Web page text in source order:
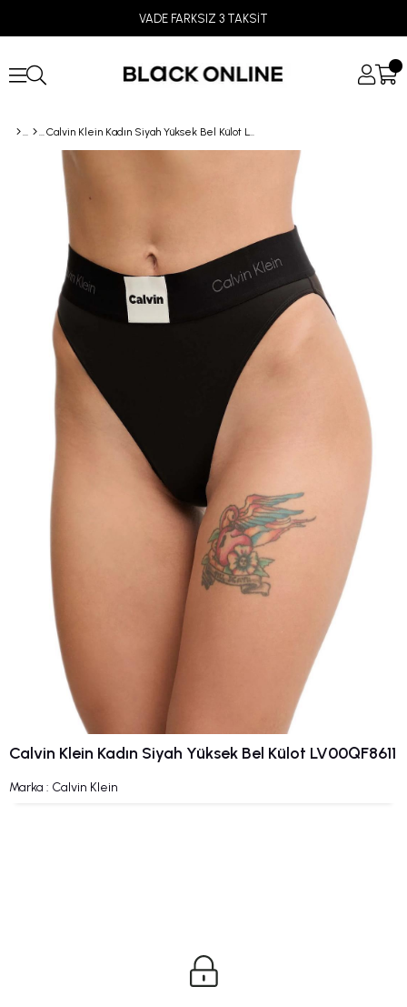
VADE FARKSIZ 3 TAKSİT
Calvin Klein Kadın Siyah Yüksek Bel Külot LV00QF8611
Calvin Klein Kadın Siyah Yüksek Bel Külot LV00QF8611
Marka : Calvin Klein